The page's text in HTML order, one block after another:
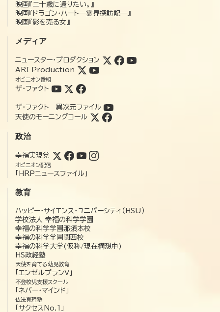
映画『二十歳に還りたい。』
映画『ドラゴン・ハート―霊界探訪記―』
映画『影を売る女』
メディア
ニュースター・プロダクション
ARI Production
オピニオン番組
ザ・ファクト
ザ・ファクト 異次元ファイル
天使のモーニングコール
政治
幸福実現党
オピニオン配信
「HRPニュースファイル」
教育
ハッピー・サイエンス・ユニバーシティ（HSU）
学校法人 幸福の科学学園
幸福の科学学園那須本校
幸福の科学学園関西校
幸福の科学大学(仮称/現在構想中)
HS政経塾
天使を育てる幼児教育
「エンゼルプランV」
不登校児支援スクール
「ネバー・マインド」
仏法真理塾
「サクセスNo.1」